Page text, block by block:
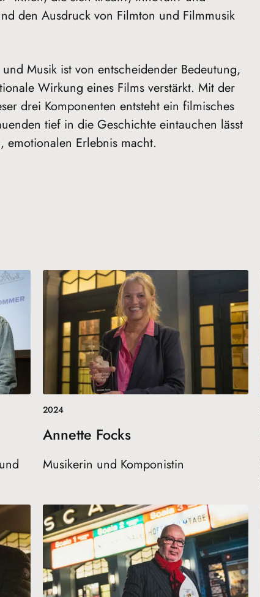
den Ausdruck von Filmton und Filmmusik
Musik ist von entscheidender Bedeutung,
Wirkung eines Films verstärkt. Mit der
drei Komponenten entsteht ein filmisches
tief in die Geschichte eintauchen lässt
emotionalen Erlebnis macht.
2024
Annette Focks
Musikerin und Komponistin